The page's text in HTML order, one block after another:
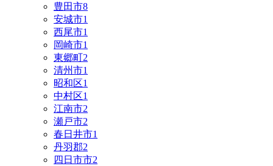
豊田市8
安城市1
西尾市1
岡崎市1
東郷町2
清州市1
昭和区1
中村区1
江南市2
瀬戸市2
春日井市1
丹羽郡2
四日市市2